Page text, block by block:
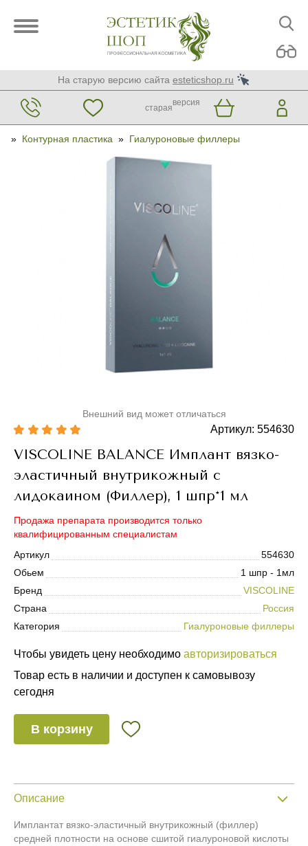
На старую версию сайта esteticshop.ru
старая
версия
» Контурная пластика » Гиалуроновые филлеры
Внешний вид может отличаться
Артикул: 554630
VISCOLINE BALANCE Имплант вязко-
эластичный внутрикожный с
лидокаином (Филлер), 1 шпр*1 мл
Продажа препарата производится только
квалифицированным специалистам
Артикул
554630
Обьем
1 шпр - 1мл
Бренд
VISCOLINE
Страна
Россия
Категория
Гиалуроновые филлеры
Чтобы увидеть цену необходимо авторизироваться
Товар есть в наличии и доступен к самовывозу
сегодня
В корзину
Описание
Имплантат вязко-эластичный внутрикожный (филлер)
средней плотности на основе сшитой гиалуроновой кислоты